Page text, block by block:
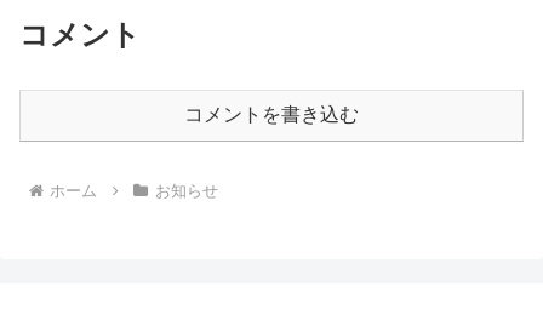
コメント
コメントを書き込む
ホーム お知らせ